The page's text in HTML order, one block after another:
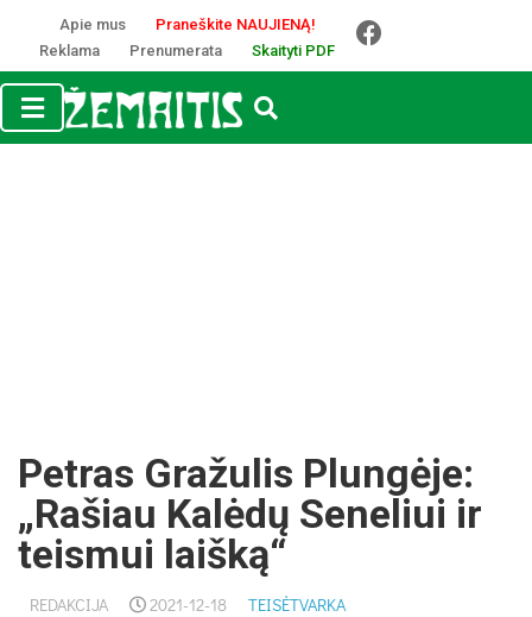
Apie mus
Praneškite NAUJIENĄ!
Reklama
Prenumerata Skaityti PDF
Petras Gražulis Plungėje:
„Rašiau Kalėdų Seneliui ir
teismui laišką“
REDAKCIJA 2021-12-18 TEISĖTVARKA